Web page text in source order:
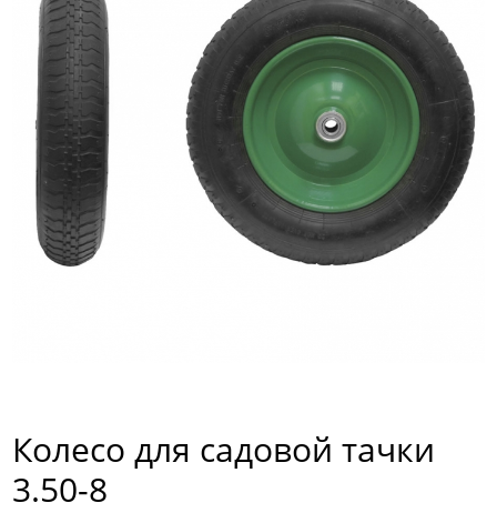
Колесо для садовой тачки
3.50-8